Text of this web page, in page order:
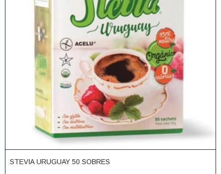
STEVIA URUGUAY 50 SOBRES